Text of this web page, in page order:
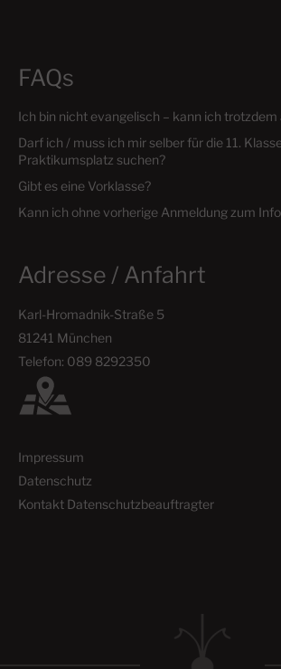
FAQs
Ich bin nicht evangelisch – kann ich trotzdem
Darf ich / muss ich mir selber für die 11.
Praktikumsplatz suchen?
Gibt es eine Vorklasse?
Kann ich ohne vorherige Anmeldung zum
Adresse / Anfahrt
Karl-Hromadnik-Straße 5
81241 München
Telefon: 089 8292350
Impressum
Datenschutz
Kontakt Datenschutzbeauftragter